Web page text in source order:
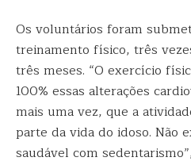
Os voluntários foram
treinamento físico, três
três meses. “O exercício
100% essas alterações
mais uma vez, que a
parte da vida do idoso. Não
saudável com